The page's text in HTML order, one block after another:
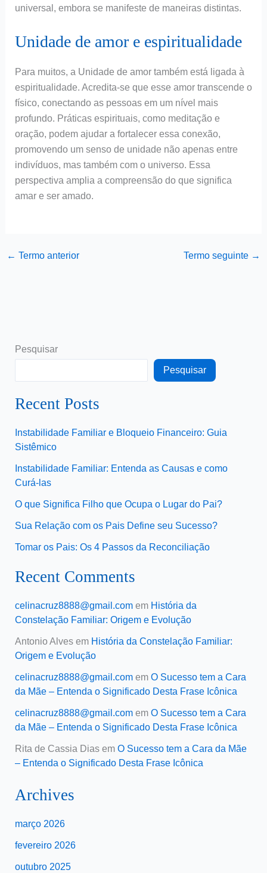
universal, embora se manifeste de maneiras distintas.
Unidade de amor e espiritualidade
Para muitos, a Unidade de amor também está ligada à
espiritualidade. Acredita-se que esse amor transcende o
físico, conectando as pessoas em um nível mais
profundo. Práticas espirituais, como meditação e
oração, podem ajudar a fortalecer essa conexão,
promovendo um senso de unidade não apenas entre
indivíduos, mas também com o universo. Essa
perspectiva amplia a compreensão do que significa
amar e ser amado.
← Termo anterior Termo seguinte →
Pesquisar
Pesquisar
Recent Posts
Instabilidade Familiar e Bloqueio Financeiro: Guia
Sistêmico
Instabilidade Familiar: Entenda as Causas e como
Curá-las
O que Significa Filho que Ocupa o Lugar do Pai?
Sua Relação com os Pais Define seu Sucesso?
Tomar os Pais: Os 4 Passos da Reconciliação
Recent Comments
celinacruz8888@gmail.comem História da
Constelação Familiar: Origem e Evolução
Antonio Alvesem História da Constelação Familiar:
Origem e Evolução
celinacruz8888@gmail.comem O Sucesso tem a Cara
da Mãe – Entenda o Significado Desta Frase Icônica
celinacruz8888@gmail.comem O Sucesso tem a Cara
da Mãe – Entenda o Significado Desta Frase Icônica
Rita de Cassia Diasem O Sucesso tem a Cara da Mãe
– Entenda o Significado Desta Frase Icônica
Archives
março 2026
fevereiro 2026
outubro 2025